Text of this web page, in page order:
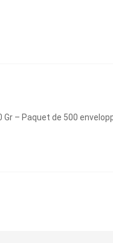
– Paquet de 500